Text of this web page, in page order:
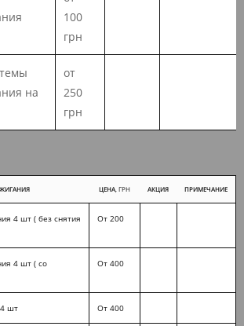
100
грн
на
от
250
грн
ЦЕНА, ГРН АКЦИЯ ПРИМЕЧАНИЕ
4 шт ( без снятия
От 200
4 шт ( со
От 400
шт От 400